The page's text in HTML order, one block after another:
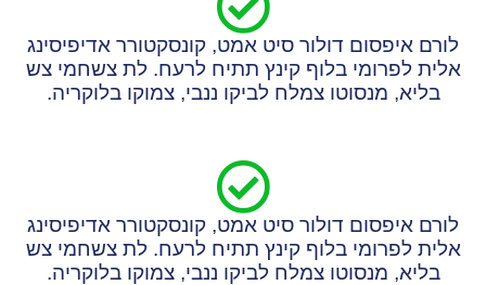
לורם איפסום דולור סיט אמט, קונסקטורר אדיפיסינג
אלית לפרומי בלוף קינץ תתיח לרעח. לת צשחמי צש
בליא, מנסוטו צמלח לביקו ננבי, צמוקו בלוקריה.
לורם איפסום דולור סיט אמט, קונסקטורר אדיפיסינג
אלית לפרומי בלוף קינץ תתיח לרעח. לת צשחמי צש
בליא, מנסוטו צמלח לביקו ננבי, צמוקו בלוקריה.